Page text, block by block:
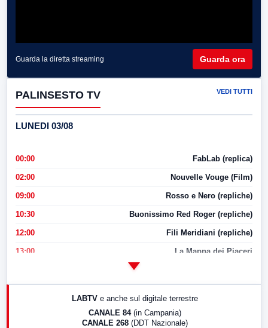
Guarda la diretta streaming Guarda ora
PALINSESTO TV VEDI TUTTI
LUNEDI 03/08
00:00 FabLab (replica)
02:00 Nouvelle Vouge (Film)
09:00 Rosso e Nero (repliche)
10:30 Buonissimo Red Roger (repliche)
12:00 Fili Meridiani (repliche)
13:00 La Mappa dei Piaceri
LABTV e anche sul digitale terrestre
CANALE 84 (in Campania)
CANALE 268 (DDT Nazionale)